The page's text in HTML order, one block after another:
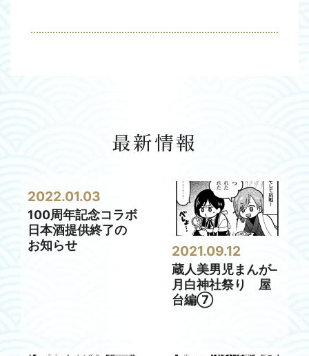
最新情報
2022.01.03
100周年記念コラボ
日本酒提供終了の
お知らせ
2021.09.12
蔵人美男児まんが–
月白神社祭り 屋
台編⑦